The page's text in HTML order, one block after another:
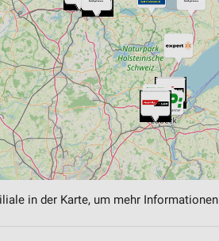
in der Karte, um mehr